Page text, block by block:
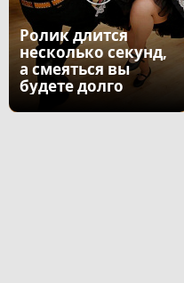
Ролик длится
несколько секунд,
а смеяться вы
будете долго